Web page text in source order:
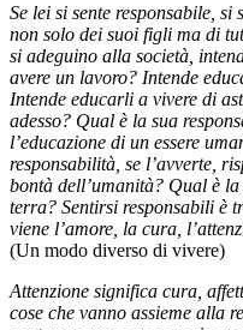
Se lei si sente responsabile, si
non solo dei suoi figli ma di
si adeguino alla società,
avere un lavoro? Intende
Intende educarli a vivere di
adesso? Qual è la sua
l’educazione di un essere
responsabilità, se l’avverte,
bontà dell’umanità? Qual è
terra? Sentirsi responsabili è
viene l’amore, la cura,
(Un modo diverso di vivere)
Attenzione significa cura,
cose che vanno assieme alla